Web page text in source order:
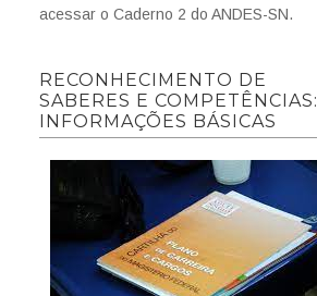
acessar o Caderno 2 do ANDES-SN.
RECONHECIMENTO DE
SABERES E COMPETÊNCIAS:
INFORMAÇÕES BÁSICAS